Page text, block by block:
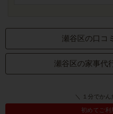
瀬谷区の口コ
瀬谷区の家事代
＼ １分でかん
初めてご利